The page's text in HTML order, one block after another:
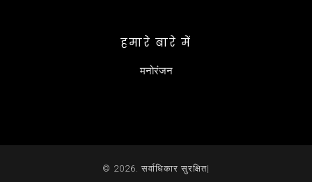
हमारे बारे में
मनोरंजन
© 2026. सर्वाधिकार सुरक्षित|